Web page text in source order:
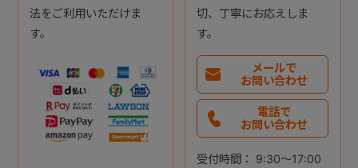
法をご利用いただけま
す。
切、丁寧にお応えしま
す。
メールで
お問い合わせ
電話で
お問い合わせ
受付時間： 9:30～17:00